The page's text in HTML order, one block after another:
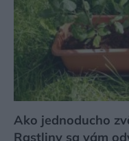
Ako jednoducho
Rastliny sa vám